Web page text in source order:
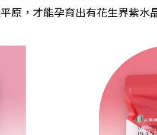
原，才能孕育出有花生界紫水